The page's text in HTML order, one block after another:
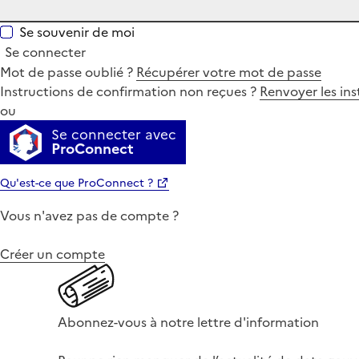
Se souvenir de moi
Se connecter
Mot de passe oublié ? Récupérer votre mot de passe
Instructions de confirmation non reçues ? Renvoyer les
ou
Se connecter avec
ProConnect
Qu'est-ce que ProConnect ?
Vous n'avez pas de compte ?
Créer un compte
Abonnez-vous à notre lettre d'information